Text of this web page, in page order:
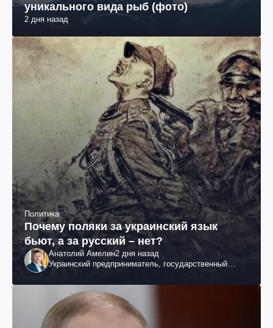
уникального вида рыб (фото)
2 дня назад
Политика
Почему поляки за украинский язык
бьют, а за русский – нет?
Анатолий Амелин2 дня назад
Украинский предприниматель, государственный